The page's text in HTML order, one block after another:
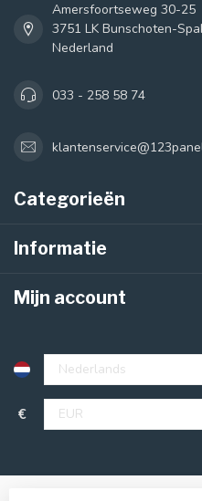
Amersfoortseweg 30-25
3751 LK Bunschoten-
Nederland
033 - 258 58 74
Categorieën
Informatie
Mijn account
€